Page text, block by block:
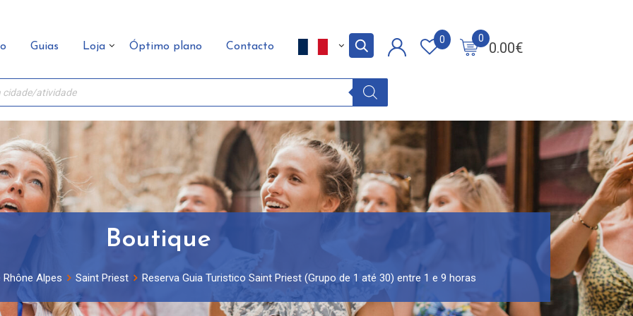
Guias Loja Óptimo plano Contacto 0.00€
0
0
Boutique
Rhône Alpes Saint Priest Reserva Guia Turistico Saint Priest (Grupo de 1 até 30) entre 1 e 9 horas